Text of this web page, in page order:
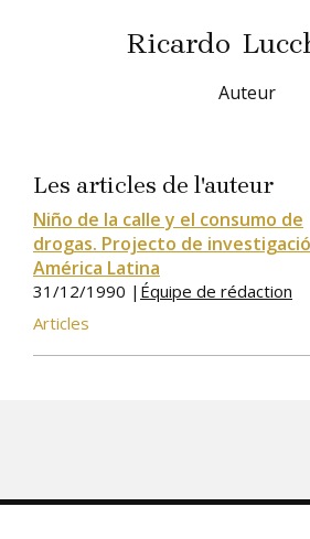
Ricardo
Auteur
Les articles de l'auteur
Niño de la calle y el consumo de
drogas. Projecto de
América Latina
31/12/1990 | Équipe de rédaction
Articles